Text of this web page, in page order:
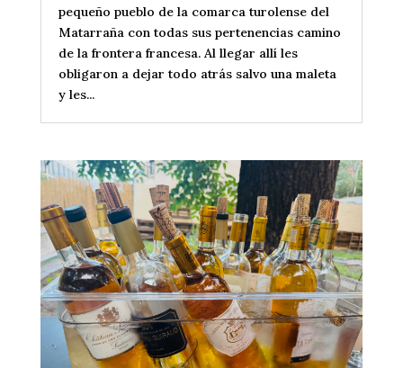
pequeño pueblo de la comarca turolense del
Matarraña con todas sus pertenencias camino
de la frontera francesa. Al llegar allí les
obligaron a dejar todo atrás salvo una maleta
y les...